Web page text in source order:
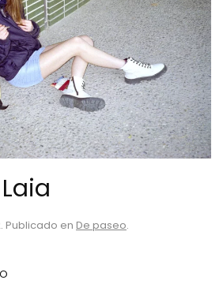
. Publicado en De paseo.